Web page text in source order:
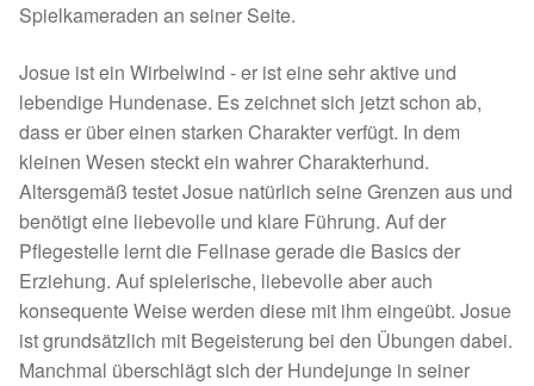
Juli bis Dezember 2022
Januar bis Juni 2022
Spenden 2021
Juli bis Dezember 2021
Fördermitgliedschaft
Spielkameraden an seiner Seite.
Josue ist ein Wirbelwind - er ist eine sehr aktive und
lebendige Hundenase. Es zeichnet sich jetzt schon ab,
dass er über einen starken Charakter verfügt. In dem
kleinen Wesen steckt ein wahrer Charakterhund.
Altersgemäß testet Josue natürlich seine Grenzen aus und
benötigt eine liebevolle und klare Führung. Auf der
Pflegestelle lernt die Fellnase gerade die Basics der
Erziehung. Auf spielerische, liebevolle aber auch
konsequente Weise werden diese mit ihm eingeübt. Josue
ist grundsätzlich mit Begeisterung bei den Übungen dabei.
Manchmal überschlägt sich der Hundejunge in seiner